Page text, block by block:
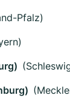
Pfalz)